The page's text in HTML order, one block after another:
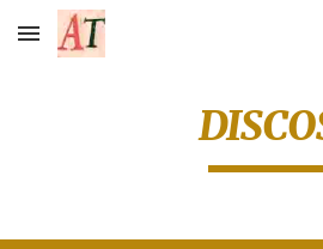
Skip to main content